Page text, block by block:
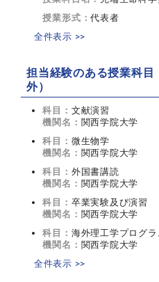
授業形式：代表者
全件表示 >>
担当経験のある授業科目
外）
科目： 文献演習
機関名： 関西学院大学
科目： 微生物学
機関名： 関西学院大学
科目： 外国書講読
機関名： 関西学院大学
科目： 卒業実験及び演習
機関名： 関西学院大学
科目： 海外理工学プログラ
機関名： 関西学院大学
全件表示 >>